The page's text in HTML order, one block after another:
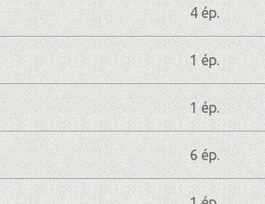
4 ép.
1 ép.
1 ép.
6 ép.